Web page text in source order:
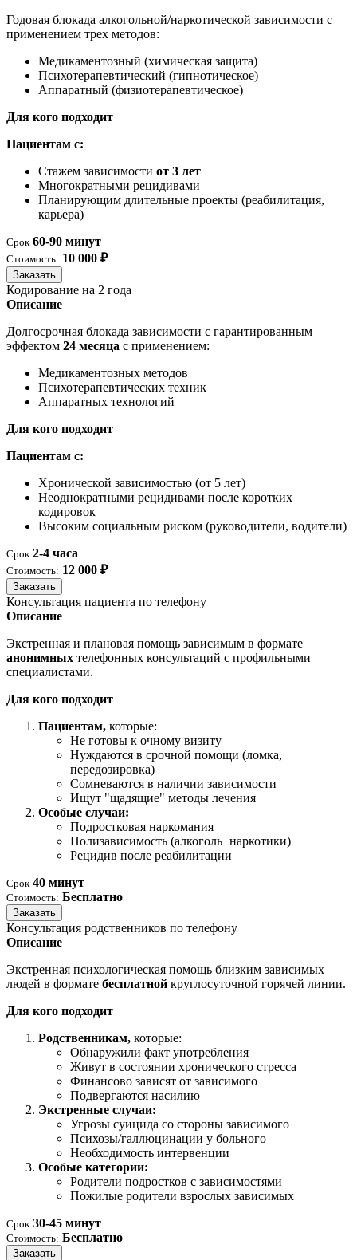
Годовая блокада алкогольной/наркотической зависимости с
применением трех методов:
Медикаментозный (химическая защита)
Психотерапевтический (гипнотическое)
Аппаратный (физиотерапевтическое)
Для кого подходит
Пациентам с:
Стажем зависимости от 3 лет
Многократными рецидивами
Планирующим длительные проекты (реабилитация,
карьера)
Срок 60-90 минут
Стоимость: 10 000 ₽
Заказать
Кодирование на 2 года
Описание
Долгосрочная блокада зависимости с гарантированным
эффектом 24 месяца с применением:
Медикаментозных методов
Психотерапевтических техник
Аппаратных технологий
Для кого подходит
Пациентам с:
Хронической зависимостью (от 5 лет)
Неоднократными рецидивами после коротких
кодировок
Высоким социальным риском (руководители, водители)
Срок 2-4 часа
Стоимость: 12 000 ₽
Заказать
Консультация пациента по телефону
Описание
Экстренная и плановая помощь зависимым в формате
анонимных телефонных консультаций с профильными
специалистами.
Для кого подходит
Пациентам, которые:
Не готовы к очному визиту
Нуждаются в срочной помощи (ломка,
передозировка)
Сомневаются в наличии зависимости
Ищут "щадящие" методы лечения
Особые случаи:
Подростковая наркомания
Полизависимость (алкоголь+наркотики)
Рецидив после реабилитации
Срок 40 минут
Стоимость: Бесплатно
Заказать
Консультация родственников по телефону
Описание
Экстренная психологическая помощь близким зависимых
людей в формате бесплатной круглосуточной горячей линии.
Для кого подходит
Родственникам, которые:
Обнаружили факт употребления
Живут в состоянии хронического стресса
Финансово зависят от зависимого
Подвергаются насилию
Экстренные случаи:
Угрозы суицида со стороны зависимого
Психозы/галлюцинации у больного
Необходимость интервенции
Особые категории:
Родители подростков с зависимостями
Пожилые родители взрослых зависимых
Срок 30-45 минут
Стоимость: Бесплатно
Заказать